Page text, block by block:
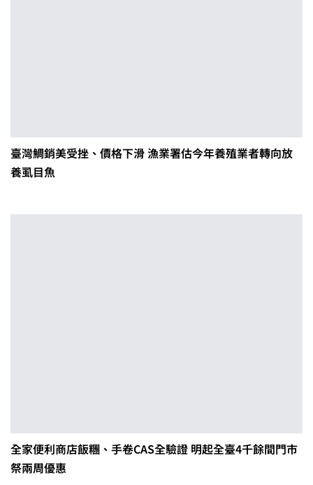
臺灣鯛銷美受挫、價格下滑 漁業署估今年養殖業者轉向放
養虱目魚
全家便利商店飯糰、手卷CAS全驗證 明起全臺4千餘間門市
祭兩周優惠